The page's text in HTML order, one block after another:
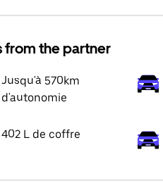
from the partner
Jusqu'à 570km
d'autonomie
402 L de coffre